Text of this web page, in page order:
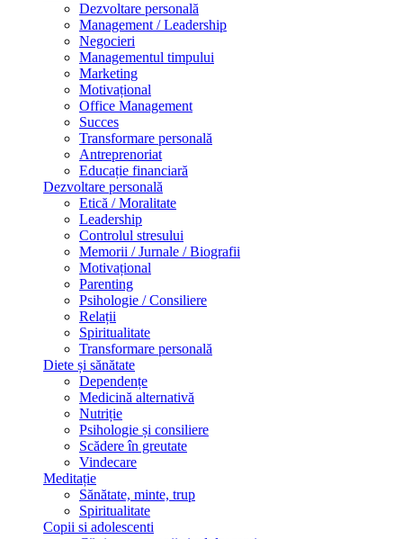
Dezvoltare personală
Management / Leadership
Negocieri
Managementul timpului
Marketing
Motivațional
Office Management
Succes
Transformare personală
Antreprenoriat
Educație financiară
Dezvoltare personală
Etică / Moralitate
Leadership
Controlul stresului
Memorii / Jurnale / Biografii
Motivațional
Parenting
Psihologie / Consiliere
Relații
Spiritualitate
Transformare personală
Diete și sănătate
Dependențe
Medicină alternativă
Nutriție
Psihologie și consiliere
Scădere în greutate
Vindecare
Meditație
Sănătate, minte, trup
Spiritualitate
Copii si adolescenti